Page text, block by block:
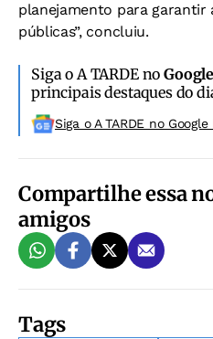
planejamento para garantir
públicas”, concluiu.
Siga o A TARDE no
principais destaques do
Siga o A TARDE no
Compartilhe essa
amigos
Tags